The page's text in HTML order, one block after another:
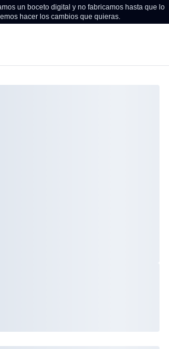
un boceto digital y no fabricamos hasta que lo
hacer los cambios que quieras.